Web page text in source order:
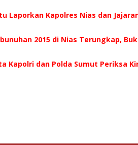
Laporkan Kapolres Nias dan
2015 di Nias Terungkap,
Kapolri dan Polda Sumut Periksa